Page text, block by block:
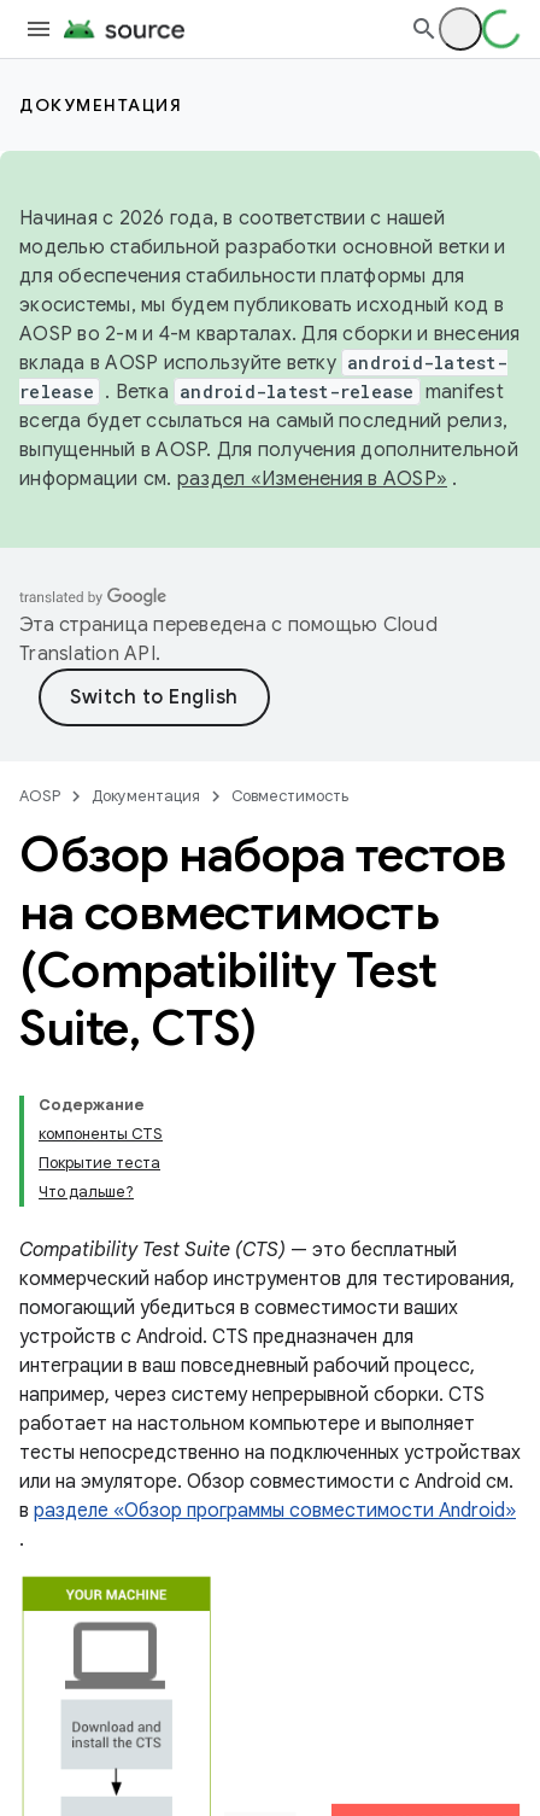
ДОКУМЕНТАЦИЯ
Начиная с 2026 года, в соответствии с нашей
моделью стабильной разработки основной ветки и
для обеспечения стабильности платформы для
экосистемы, мы будем публиковать исходный код в
AOSP во 2-м и 4-м кварталах. Для сборки и внесения
вклада в AOSP используйте ветку android-latest-
release . Ветка android-latest-release manifest
всегда будет ссылаться на самый последний релиз,
выпущенный в AOSP. Для получения дополнительной
информации см. раздел «Изменения в AOSP» .
Эта страница переведена с помощью Cloud
Translation API.
AOSP Документация Совместимость
Обзор набора тестов
на совместимость
(Compatibility Test
Suite, CTS)
Содержание
компоненты CTS
Покрытие теста
Что дальше?
Compatibility Test Suite (CTS) — это бесплатный
коммерческий набор инструментов для тестирования,
помогающий убедиться в совместимости ваших
устройств с Android. CTS предназначен для
интеграции в ваш повседневный рабочий процесс,
например, через систему непрерывной сборки. CTS
работает на настольном компьютере и выполняет
тесты непосредственно на подключенных устройствах
или на эмуляторе. Обзор совместимости с Android см.
в разделе «Обзор программы совместимости Android»
.